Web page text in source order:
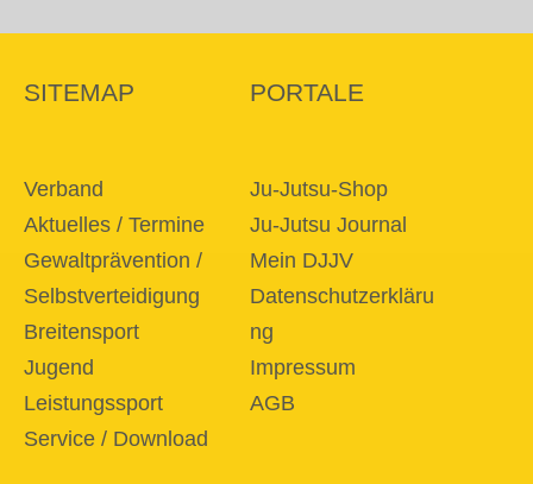
SITEMAP
Verband
Aktuelles / Termine
Gewaltprävention /
Selbstverteidigung
Breitensport
Jugend
Leistungssport
Service / Download
PORTALE
Ju-Jutsu-Shop
Ju-Jutsu Journal
Mein DJJV
Datenschutzerkläru
ng
Impressum
AGB